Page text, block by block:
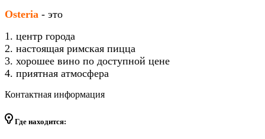
Оsteria - это
1. центр города
2. настоящая римская пицца
3. хорошее вино по доступной цене
4. приятная атмосфера
Контактная информация
Где находится: